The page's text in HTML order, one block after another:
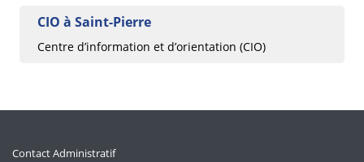
CIO à Saint-Pierre
Centre d’information et d’orientation (CIO)
Contact Administratif